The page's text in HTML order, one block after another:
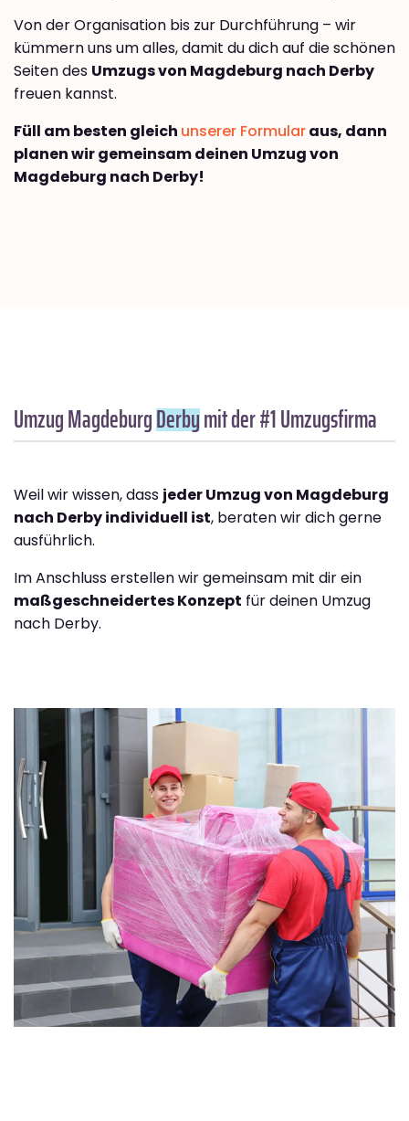
Von der Organisation bis zur Durchführung – wir
kümmern uns um alles, damit du dich auf die schönen
Seiten des Umzugs von Magdeburg nach Derby
freuen kannst.
Füll am besten gleich unserer Formularaus, dann
planen wir gemeinsam deinen Umzug von
Magdeburg nach Derby!
Umzug MagdeburgDerbymit der #1 Umzugsfirma
Weil wir wissen, dass jeder Umzug von Magdeburg
nach Derby individuell ist, beraten wir dich gerne
ausführlich.
Im Anschluss erstellen wir gemeinsam mit dir ein
maßgeschneidertes Konzept für deinen Umzug
nach Derby.